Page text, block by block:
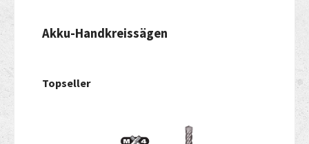
Akku-Handkreissägen
Topseller